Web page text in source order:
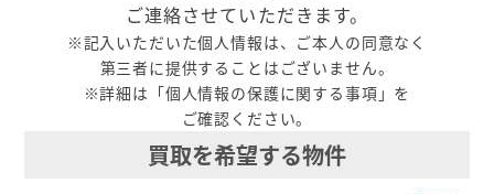
ご連絡させていただきます。
※記入いただいた個人情報は、ご本人の同意なく
第三者に提供することはございません。
※詳細は「個人情報の保護に関する事項」を
ご確認ください。
買取を希望する物件